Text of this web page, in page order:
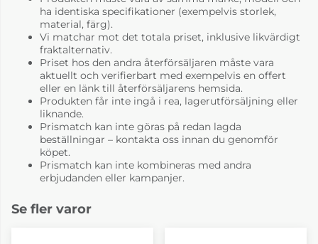
ha identiska specifikationer (exempelvis storlek,
material, färg).
Vi matchar mot det totala priset, inklusive likvärdigt
fraktalternativ.
Priset hos den andra återförsäljaren måste vara
aktuellt och verifierbart med exempelvis en offert
eller en länk till återförsäljarens hemsida.
Produkten får inte ingå i rea, lagerutförsäljning eller
liknande.
Prismatch kan inte göras på redan lagda
beställningar – kontakta oss innan du genomför
köpet.
Prismatch kan inte kombineras med andra
erbjudanden eller kampanjer.
Se fler varor